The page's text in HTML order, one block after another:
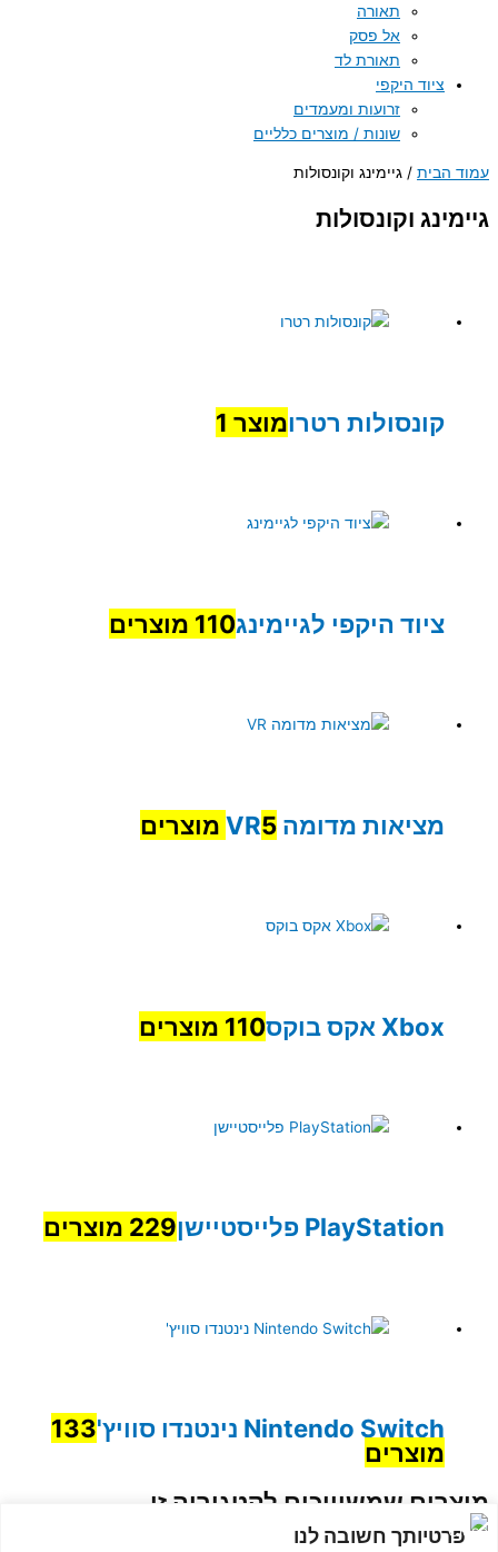
פרטיותך חשובה לנו
תאורה
אל פסק
תאורת לד
ציוד היקפי
זרועות ומעמדים
שונות / מוצרים כלליים
עמוד הבית / גיימינג וקונסולות
גיימינג וקונסולות
קונסולות רטרומוצר 1
ציוד היקפי לגיימינג110 מוצרים
מציאות מדומה VR 5 מוצרים
Xbox אקס בוקס 110 מוצרים
PlayStation פלייסטיישן 229 מוצרים
Nintendo Switch נינטנדו סוויץ'
133
מוצרים
מוצרים שמשוייכים לקטגוריה זו